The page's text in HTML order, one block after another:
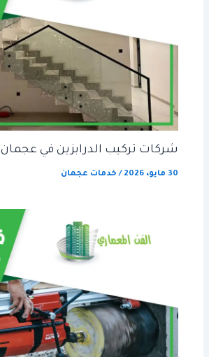
شركات تركيب الدرابزين في عجمان
30 مايو، 2026 / خدمات عجمان